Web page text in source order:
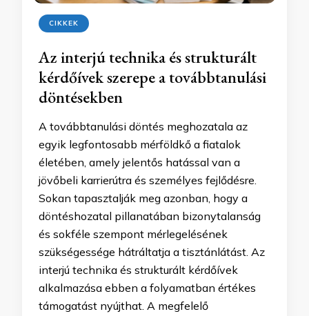
CIKKEK
Az interjú technika és strukturált
kérdőívek szerepe a továbbtanulási
döntésekben
A továbbtanulási döntés meghozatala az
egyik legfontosabb mérföldkő a fiatalok
életében, amely jelentős hatással van a
jövőbeli karrierútra és személyes fejlődésre.
Sokan tapasztalják meg azonban, hogy a
döntéshozatal pillanatában bizonytalanság
és sokféle szempont mérlegelésének
szükségessége hátráltatja a tisztánlátást. Az
interjú technika és strukturált kérdőívek
alkalmazása ebben a folyamatban értékes
támogatást nyújthat. A megfelelő